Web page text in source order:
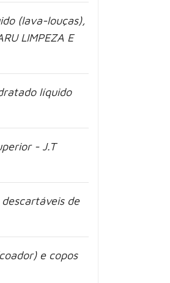
(lava-louças),
LIMPEZA E
líquido
- J.T
de
e copos